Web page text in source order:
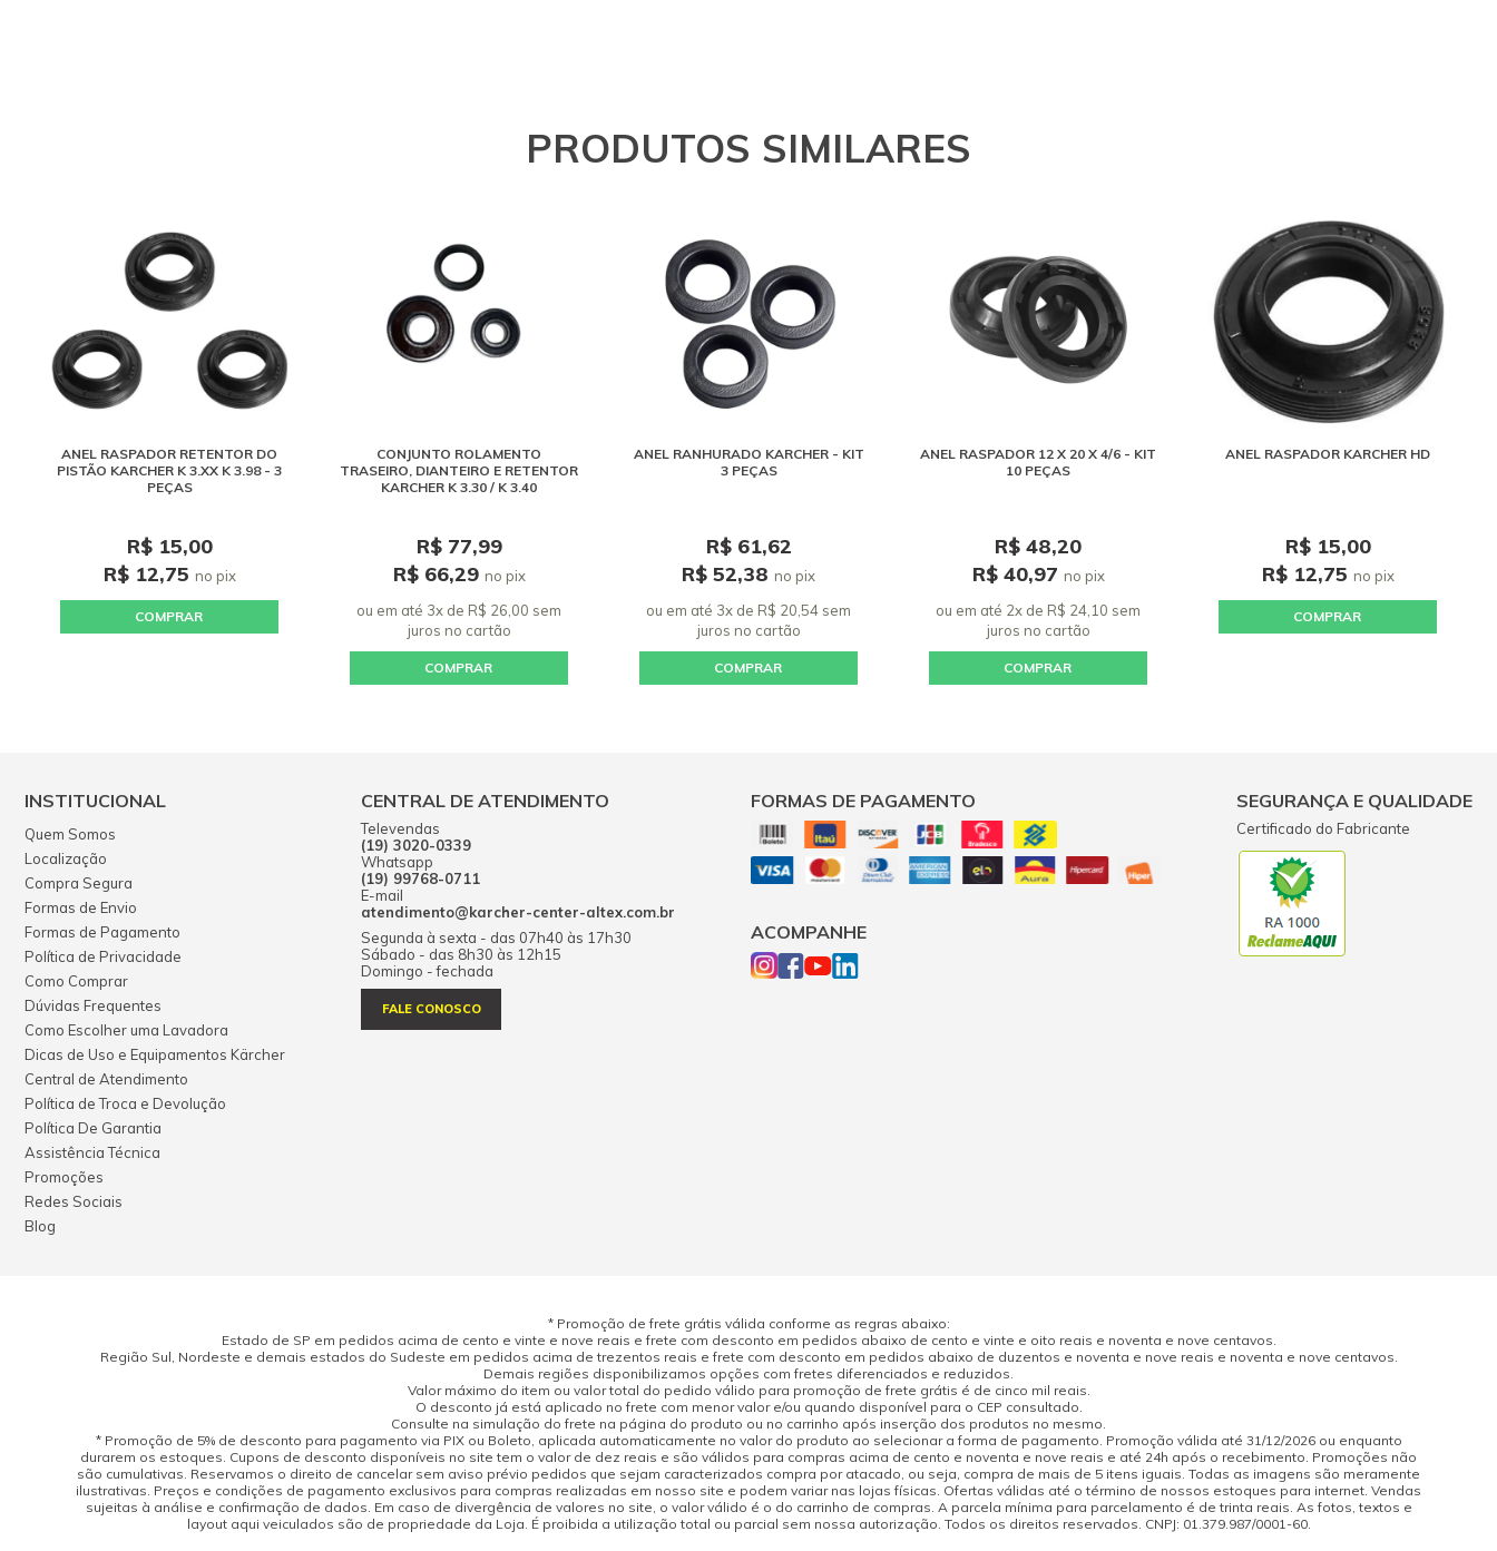
PRODUTOS SIMILARES
ANEL RASPADOR RETENTOR DO
PISTÃO KARCHER K 3.XX K 3.98 - 3
PEÇAS
R$ 15,00
R$ 12,75 no pix
COMPRAR
CONJUNTO ROLAMENTO
TRASEIRO, DIANTEIRO E RETENTOR
KARCHER K 3.30 / K 3.40
R$ 77,99
R$ 66,29 no pix
ou em até 3x de R$ 26,00 sem
juros no cartão
COMPRAR
ANEL RANHURADO KARCHER - KIT
3 PEÇAS
R$ 61,62
R$ 52,38 no pix
ou em até 3x de R$ 20,54 sem
juros no cartão
COMPRAR
ANEL RASPADOR 12 X 20 X 4/6 - KIT
10 PEÇAS
R$ 48,20
R$ 40,97 no pix
ou em até 2x de R$ 24,10 sem
juros no cartão
COMPRAR
ANEL RASPADOR KARCHER HD
R$ 15,00
R$ 12,75 no pix
COMPRAR
INSTITUCIONAL
Quem Somos
Localização
Compra Segura
Formas de Envio
Formas de Pagamento
Política de Privacidade
Como Comprar
Dúvidas Frequentes
Como Escolher uma Lavadora
Dicas de Uso e Equipamentos Kärcher
Central de Atendimento
Política de Troca e Devolução
Política De Garantia
Assistência Técnica
Promoções
Redes Sociais
Blog
CENTRAL DE ATENDIMENTO
Televendas
(19) 3020-0339
Whatsapp
(19) 99768-0711
E-mail
atendimento@karcher-center-altex.com.br
Segunda à sexta - das 07h40 às 17h30
Sábado - das 8h30 às 12h15
Domingo - fechada
FALE CONOSCO
FORMAS DE PAGAMENTO
ACOMPANHE
SEGURANÇA E QUALIDADE
Certificado do Fabricante
* Promoção de frete grátis válida conforme as regras abaixo:
Estado de SP em pedidos acima de cento e vinte e nove reais e frete com desconto em pedidos abaixo de cento e vinte e oito reais e noventa e nove centavos.
Região Sul, Nordeste e demais estados do Sudeste em pedidos acima de trezentos reais e frete com desconto em pedidos abaixo de duzentos e noventa e nove reais e noventa e nove centavos.
Demais regiões disponibilizamos opções com fretes diferenciados e reduzidos.
Valor máximo do item ou valor total do pedido válido para promoção de frete grátis é de cinco mil reais.
O desconto já está aplicado no frete com menor valor e/ou quando disponível para o CEP consultado.
Consulte na simulação do frete na página do produto ou no carrinho após inserção dos produtos no mesmo.
* Promoção de 5% de desconto para pagamento via PIX ou Boleto, aplicada automaticamente no valor do produto ao selecionar a forma de pagamento. Promoção válida até 31/12/2026 ou enquanto
durarem os estoques. Cupons de desconto disponíveis no site tem o valor de dez reais e são válidos para compras acima de cento e noventa e nove reais e até 24h após o recebimento. Promoções não
são cumulativas. Reservamos o direito de cancelar sem aviso prévio pedidos que sejam caracterizados compra por atacado, ou seja, compra de mais de 5 itens iguais. Todas as imagens são meramente
ilustrativas. Preços e condições de pagamento exclusivos para compras realizadas em nosso site e podem variar nas lojas físicas. Ofertas válidas até o término de nossos estoques para internet. Vendas
sujeitas à análise e confirmação de dados. Em caso de divergência de valores no site, o valor válido é o do carrinho de compras. A parcela mínima para parcelamento é de trinta reais. As fotos, textos e
layout aqui veiculados são de propriedade da Loja. É proibida a utilização total ou parcial sem nossa autorização. Todos os direitos reservados. CNPJ: 01.379.987/0001-60.